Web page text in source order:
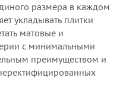
размера в каждом
укладывать плитки
матовые и
с минимальными
преимуществом и